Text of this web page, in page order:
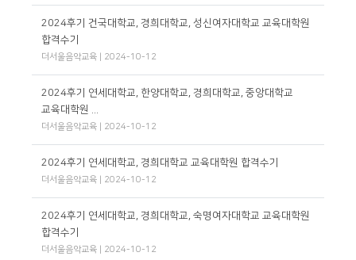
2024후기 건국대학교, 경희대학교, 성신여자대학교 교육대학원
합격수기
더서울음악교육 | 2024-10-12
2024후기 연세대학교, 한양대학교, 경희대학교, 중앙대학교
교육대학원 ...
더서울음악교육 | 2024-10-12
2024후기 연세대학교, 경희대학교 교육대학원 합격수기
더서울음악교육 | 2024-10-12
2024후기 연세대학교, 경희대학교, 숙명여자대학교 교육대학원
합격수기
더서울음악교육 | 2024-10-12